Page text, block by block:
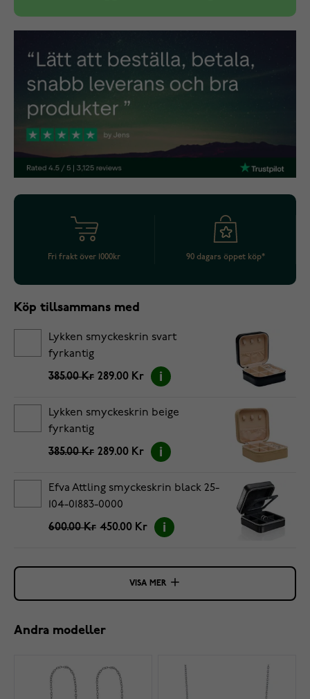
Fri frakt över 1000kr 90 dagars öppet köp*
Köp tillsammans med
Lykken smyckeskrin svart
fyrkantig
385.00 Kr 289.00 Kr
Lykken smyckeskrin beige
fyrkantig
385.00 Kr 289.00 Kr
Efva Attling smyckeskrin black 25-
104-01883-0000
600.00 Kr 450.00 Kr
VISA MER
Andra modeller